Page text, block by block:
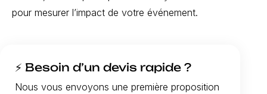
pour mesurer l’impact de votre événement.
⚡ Besoin d’un devis rapide ?
Nous vous envoyons une première proposition